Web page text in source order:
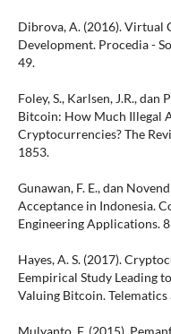
Dibrova, A. (2016). Virtual
Development. Procedia -
49.
Foley, S., Karlsen, J.R., dan
Bitcoin: How Much Illegal
Cryptocurrencies? The
1853.
Gunawan, F. E., dan
Acceptance in Indonesia.
Engineering Applications.
Hayes, A. S. (2017).
Eempirical Study Leading
Valuing Bitcoin.
Mulyanto, F. (2015).